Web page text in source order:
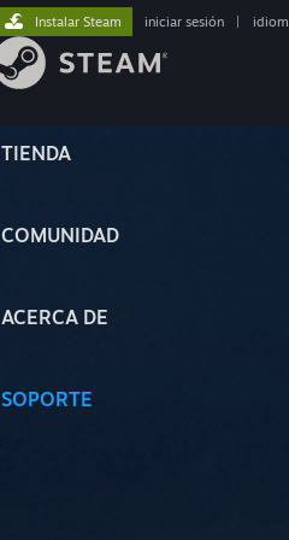
TIENDA
COMUNIDAD
ACERCA DE
SOPORTE
Instalar Steam iniciar sesión